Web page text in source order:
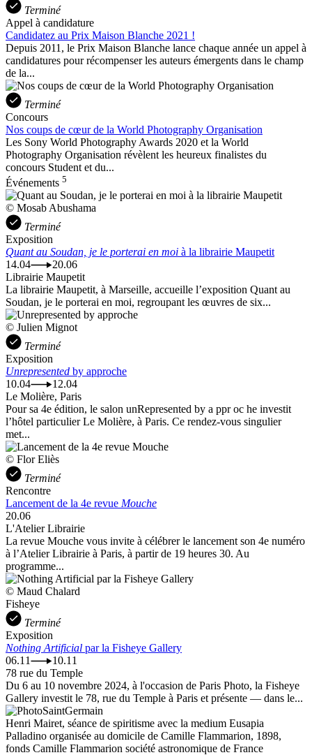
Terminé
Appel à candidature
Candidatez au Prix Maison Blanche 2021 !
Depuis 2011, le Prix Maison Blanche lance chaque année un appel à
candidatures pour récompenser les auteurs émergents dans le champ
de la...
Terminé
Concours
Nos coups de cœur de la World Photography Organisation
Les Sony World Photography Awards 2020 et la World
Photography Organisation révèlent les heureux finalistes du
concours Student et du...
Événements 5
© Mosab Abushama
Terminé
Exposition
Quant au Soudan, je le porterai en moi à la librairie Maupetit
14.04
20.06
Librairie Maupetit
La librairie Maupetit, à Marseille, accueille l’exposition Quant au
Soudan, je le porterai en moi, regroupant les œuvres de six...
© Julien Mignot
Terminé
Exposition
Unrepresented by approche
10.04
12.04
Le Molière, Paris
Pour sa 4e édition, le salon unRepresented by a ppr oc he investit
l’hôtel particulier Le Molière, à Paris. Ce rendez-vous singulier
met...
© Flor Eliès
Terminé
Rencontre
Lancement de la 4e revue Mouche
20.06
L'Atelier Librairie
La revue Mouche vous invite à célébrer le lancement son 4e numéro
à l’Atelier Librairie à Paris, à partir de 19 heures 30. Au
programme...
© Maud Chalard
Fisheye
Terminé
Exposition
Nothing Artificial par la Fisheye Gallery
06.11
10.11
78 rue du Temple
Du 6 au 10 novembre 2024, à l'occasion de Paris Photo, la Fisheye
Gallery investit le 78, rue du Temple à Paris et présente — dans le...
Henri Mairet, séance de spiritisme avec la medium Eusapia
Palladino organisée au domicile de Camille Flammarion, 1898,
fonds Camille Flammarion société astronomique de France